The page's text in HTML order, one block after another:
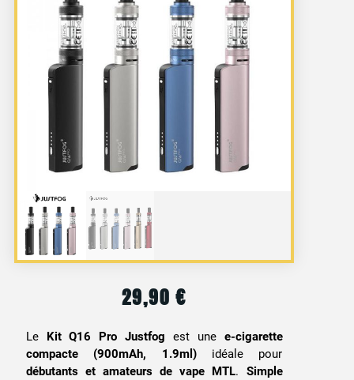
29,90€
Le Kit Q16 Pro Justfog est une e-cigarette
compacte (900mAh, 1.9ml)idéale pour
débutants et amateurs de vape MTL. Simple